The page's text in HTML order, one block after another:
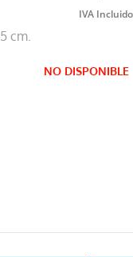
cm.
NO DISPONIBLE